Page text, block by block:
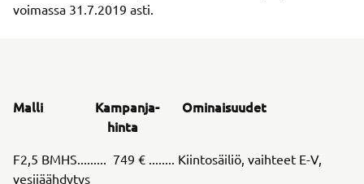
voimassa 31.7.2019 asti.
Malli Kampanja- Ominaisuudet
hinta
F2,5 BMHS......... 749 € ........ Kiintosäiliö, vaihteet E-V,
vesijäähdytys